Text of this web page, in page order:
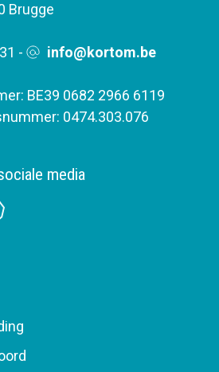
Brugge
- info@kortom.be
BE39 0682 2966 6119
0474.303.076
media